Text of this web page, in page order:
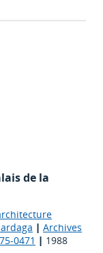
de la
| Archives
0471 | 1988